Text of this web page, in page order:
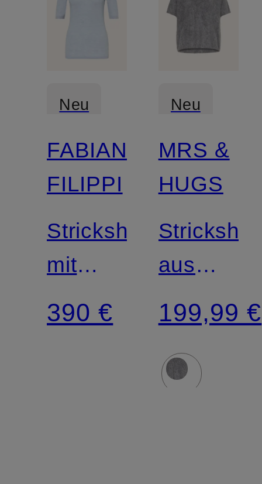
Neu
FABIANA
FILIPPI
Strickshirt
mit
Cashmere
und
390 €
Neu
Zertifiziert
MRS &
HUGS
Strickshirt
aus
199,99 €